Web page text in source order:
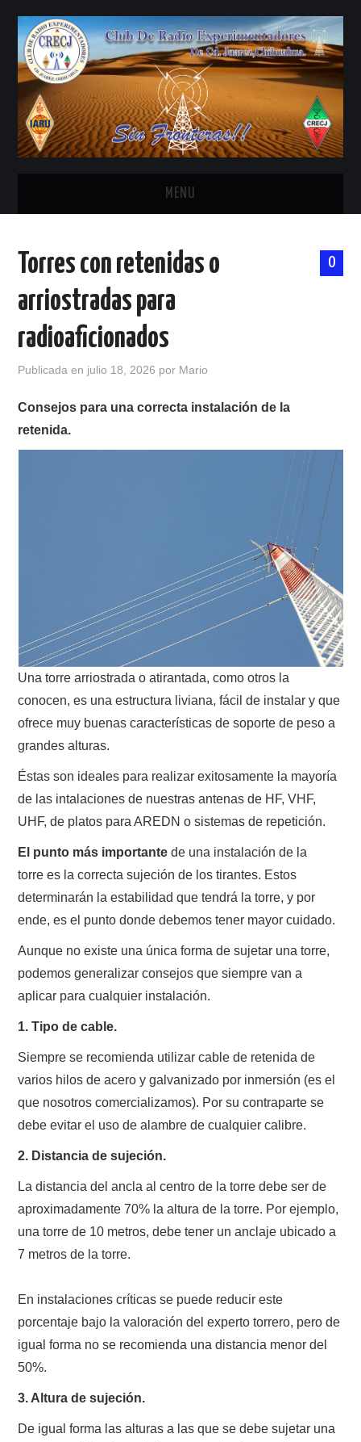
MENU
ANTENAS Y ACCESORIOS
CONTACTO
MIEMBROS ORIGINALES
MODOS DIGITALES
NUESTRAS ACTIVIDADES !
PATROCINADORES
RADIOAFICIONADOS EN MEXICO
PROMOCIÓN DE LA RADIO AFICIÓN
SALÓN DE LA FAMA DEL CRECJ
SOTA Y POTA
W5WIN
AUTENTIFICACIÓN DE MIEMBROS DEL
MUMLA APP ( MUY FÁCIL )
0
Torres con retenidas o
arriostradas para
radioaficionados
Publicada en julio 18, 2026 por Mario
Consejos para una correcta instalación de la
retenida.
Una torre arriostrada o atirantada, como otros la
conocen, es una estructura liviana, fácil de instalar y que
ofrece muy buenas características de soporte de peso a
grandes alturas.
Éstas son ideales para realizar exitosamente la mayoría
de las intalaciones de nuestras antenas de HF, VHF,
UHF, de platos para AREDN o sistemas de repetición.
El punto más importante de una instalación de la
torre es la correcta sujeción de los tirantes. Estos
determinarán la estabilidad que tendrá la torre, y por
ende, es el punto donde debemos tener mayor cuidado.
Aunque no existe una única forma de sujetar una torre,
podemos generalizar consejos que siempre van a
aplicar para cualquier instalación.
1. Tipo de cable.
Siempre se recomienda utilizar cable de retenida de
varios hilos de acero y galvanizado por inmersión (es el
que nosotros comercializamos). Por su contraparte se
debe evitar el uso de alambre de cualquier calibre.
2. Distancia de sujeción.
La distancia del ancla al centro de la torre debe ser de
aproximadamente 70% la altura de la torre. Por ejemplo,
una torre de 10 metros, debe tener un anclaje ubicado a
7 metros de la torre.
En instalaciones críticas se puede reducir este
porcentaje bajo la valoración del experto torrero, pero de
igual forma no se recomienda una distancia menor del
50%.
3. Altura de sujeción.
De igual forma las alturas a las que se debe sujetar una